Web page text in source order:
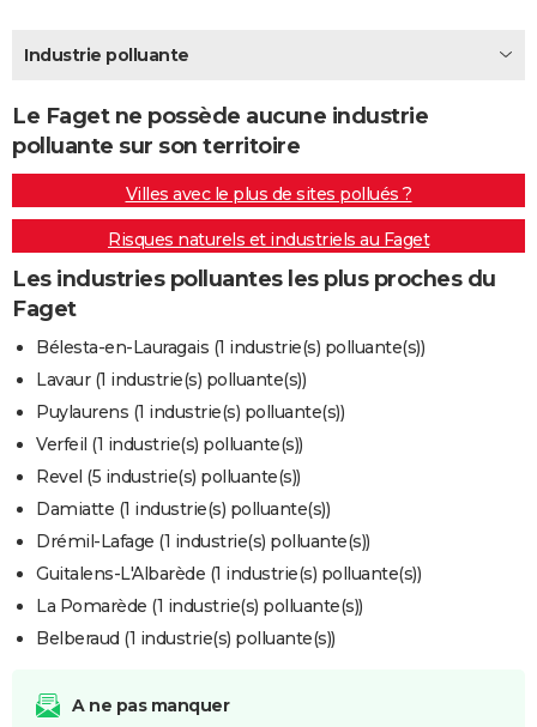
BONS PLANS
CARTE DE VOEUX
Carte de Noël
Carte Bonne année
Carte Saint-Valentin
Carte Pâques
Carte d'anniversaire
DICTIONNAIRE
Dictionnaire
Biographies
Citations
Expressions
Proverbes
PROGRAMME TV
COPAINS D'AVANT
AVIS DE DÉCÈS
FORUM
Industrie polluante
Le Faget ne possède aucune industrie
polluante sur son territoire
Villes avec le plus de sites pollués ?
Risques naturels et industriels au Faget
Les industries polluantes les plus proches du
Faget
Bélesta-en-Lauragais (1 industrie(s) polluante(s))
Lavaur (1 industrie(s) polluante(s))
Puylaurens (1 industrie(s) polluante(s))
Verfeil (1 industrie(s) polluante(s))
Revel (5 industrie(s) polluante(s))
Damiatte (1 industrie(s) polluante(s))
Drémil-Lafage (1 industrie(s) polluante(s))
Guitalens-L'Albarède (1 industrie(s) polluante(s))
La Pomarède (1 industrie(s) polluante(s))
Belberaud (1 industrie(s) polluante(s))
A ne pas manquer